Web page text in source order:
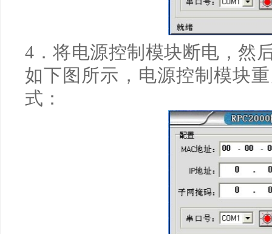
4 ．将电源控制模块断电，然
如下图所示，电源控制模块
式：